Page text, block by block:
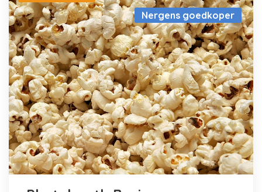
Nergens goedkoper